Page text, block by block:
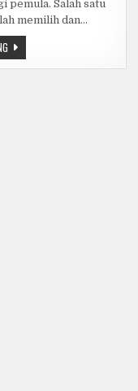
JERAWAT
LANGKAH
pemula. Salah satu
memilih dan…
PANDUAN
LENGKAP
SABUN